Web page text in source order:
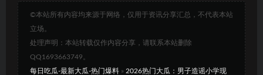
©本站所有内容均来源于网络，仅用于资讯分享汇总，不代表本站
立场。
处理声明：本站转载仅作内容分享，请联系本站删除
QQ1693663749。
每日吃瓜-最新大瓜-热门爆料 » 2026热门大瓜：男子造谣小学现